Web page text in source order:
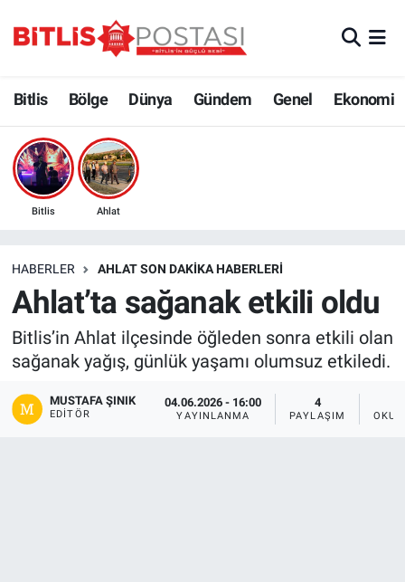
Bitlis Bölge Dünya Gündem Genel Ekonomi
Bitlis Ahlat
HABERLER AHLAT SON DAKIKA HABERLERI
Ahlat’ta sağanak etkili oldu
Bitlis’in Ahlat ilçesinde öğleden sonra etkili olan
sağanak yağış, günlük yaşamı olumsuz etkiledi.
MUSTAFA ŞINIK
EDITÖR
04.06.2026 - 16:00
YAYINLANMA
4
PAYLAŞIM
Bölge
Çevre
Eğitim
Ekonomi
Genel
Bitlis Trafik Yoğunluk Haritası
Süper Lig Puan Durumu ve Fikstür
Son Dakika Haberleri
Haber Arşivi